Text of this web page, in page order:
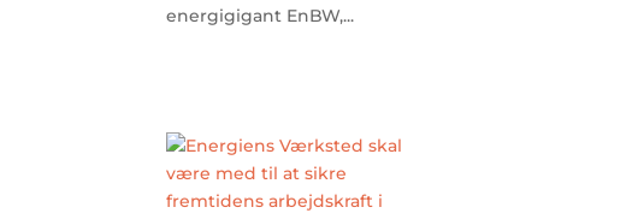
energigigant EnBW,...